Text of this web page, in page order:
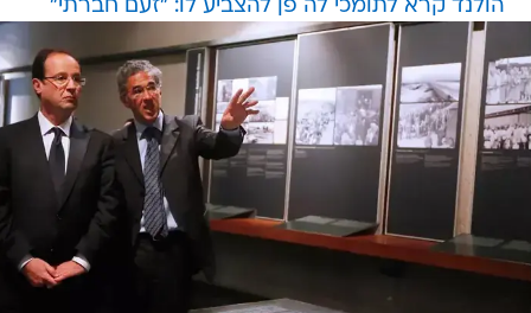
הולנד קרא לתומכי לה פן להצביע לו: "זעם חברתי"